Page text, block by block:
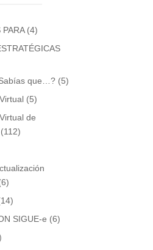
PARA(4)
que…? (5)
(5)
de
(112)
SIGUE-e (6)